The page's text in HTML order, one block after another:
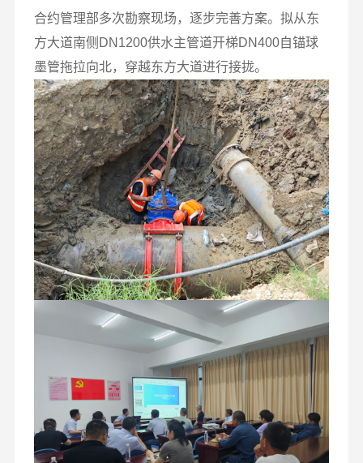
合约管理部多次勘察现场，逐步完善方案。拟从东
方大道南侧DN1200供水主管道开梯DN400自锚球
墨管拖拉向北，穿越东方大道进行接拢。